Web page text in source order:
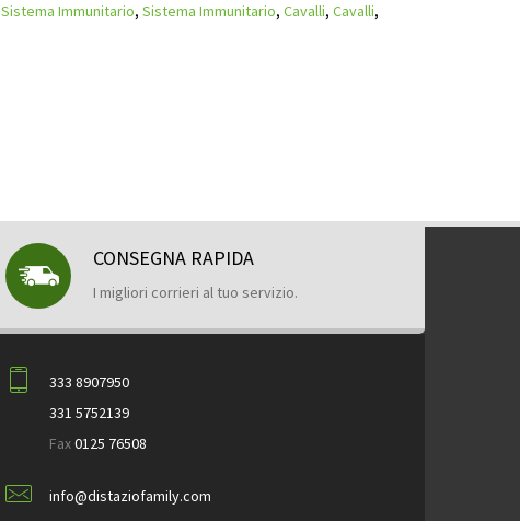
Sistema Immunitario, Sistema Immunitario, Cavalli, Cavalli,
CONSEGNA RAPIDA
I migliori corrieri al tuo servizio.
333 8907950
331 5752139
Fax0125 76508
info@distaziofamily.com